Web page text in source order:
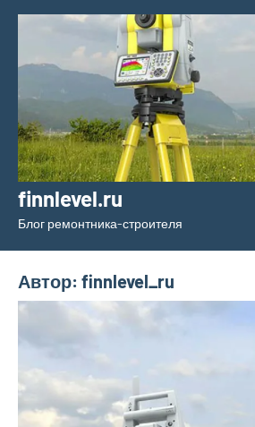
Перейти
содержимому
finnlevel.ru
Блог ремонтника-строителя
Автор: finnlevel_ru